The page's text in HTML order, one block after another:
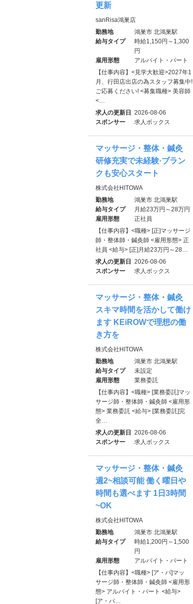
更新
sanRisa鴻巣店
勤務地
鴻巣市 北鴻巣駅
給与タイプ
時給1,150円～1,300
円
雇用形態
アルバイト・パート
【仕事内容】<見学大歓迎>2027年1
月、行田店出店の為スタッフ募集中!
ご応募ください! <募集職種> 美容師
<…
求人の更新日 2026-08-06
スポンサー
求人ボックス
マッサージ・整体・鍼灸
研修充実で未経験·ブラン
クも安心スタート
株式会社HITOWA
勤務地
鴻巣市 北鴻巣駅
給与タイプ
月給23万円～28万円
雇用形態
正社員
【仕事内容】<職種> [正]マッサージ
師・整体師・鍼灸師 <雇用形態> 正
社員 <給与> [正]月給23万円～28…
求人の更新日 2026-08-06
スポンサー
求人ボックス
マッサージ・整体・鍼灸
スキマ時間を活かして働け
ます KEiROWで理想の働
き方を
株式会社HITOWA
勤務地
鴻巣市 北鴻巣駅
給与タイプ
未設定
雇用形態
業務委託
【仕事内容】<職種> [業務委託]マッ
サージ師・整体師・鍼灸師 <雇用形
態> 業務委託 <給与> [業務委託]完
全…
求人の更新日 2026-08-06
スポンサー
求人ボックス
マッサージ・整体・鍼灸
週2~相談可能 働く曜日や
時間も選べます 1日3時間
~OK
株式会社HITOWA
勤務地
鴻巣市 北鴻巣駅
給与タイプ
時給1,200円～1,500
円
雇用形態
アルバイト・パート
【仕事内容】<職種> [ア・パ]マッ
サージ師・整体師・鍼灸師 <雇用形
態> アルバイト・パート <給与>
[ア・パ…